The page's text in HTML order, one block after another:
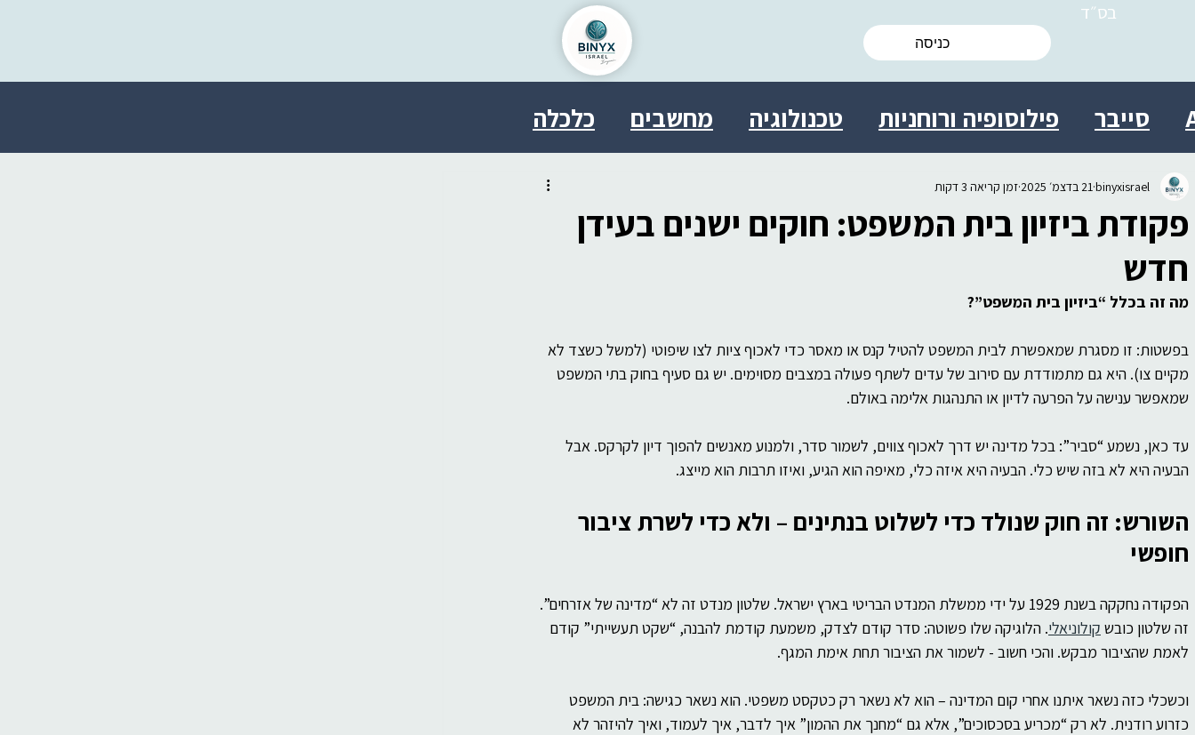
כניסה
בס״ד
סייבר פילוסופיה ורוחניות טכנולוגיה מחשבים כלכלה
מולטידיסציפלינרי פסיכולוגיה
אישי
ברסלב פוליטיקה פילוסופיה
פקודת ביזיון בית המשפט: חוקים ישנים בעידן
חדש
binyxisrael 21 בדצמ׳ 2025 זמן קריאה 3 דקות
מה זה בכלל “ביזיון בית המשפט”?
בפשטות: זו מסגרת שמאפשרת לבית המשפט להטיל קנס או מאסר כדי לאכוף ציות לצו שיפוטי (למשל כשצד לא
מקיים צו). היא גם מתמודדת עם סירוב של עדים לשתף פעולה במצבים מסוימים. יש גם סעיף בחוק בתי המשפט
שמאפשר ענישה על הפרעה לדיון או התנהגות אלימה באולם.
עד כאן, נשמע “סביר”: בכל מדינה יש דרך לאכוף צווים, לשמור סדר, ולמנוע מאנשים להפוך דיון לקרקס. אבל
הבעיה היא לא בזה שיש כלי. הבעיה היא איזה כלי, מאיפה הוא הגיע, ואיזו תרבות הוא מייצג.
השורש: זה חוק שנולד כדי לשלוט בנתינים – ולא כדי לשרת ציבור
חופשי
הפקודה נחקקה בשנת 1929 על ידי ממשלת המנדט הבריטי בארץ ישראל. שלטון מנדט זה לא “מדינה של אזרחים”.
זה שלטון כובש קולוניאלי. הלוגיקה שלו פשוטה: סדר קודם לצדק, משמעת קודמת להבנה, “שקט תעשייתי” קודם
לאמת שהציבור מבקש. והכי חשוב - לשמור את הציבור תחת אימת המגף.
וכשכלי כזה נשאר איתנו אחרי קום המדינה – הוא לא נשאר רק כטקסט משפטי. הוא נשאר כגישה: בית המשפט
כזרוע רודנית. לא רק “מכריע בסכסוכים”, אלא גם “מחנך את ההמון” איך לדבר, איך לעמוד, ואיך להיזהר לא